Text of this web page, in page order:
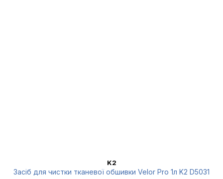
K2
Засіб для чистки тканевої обшивки Velor Pro 1л K2 D5031